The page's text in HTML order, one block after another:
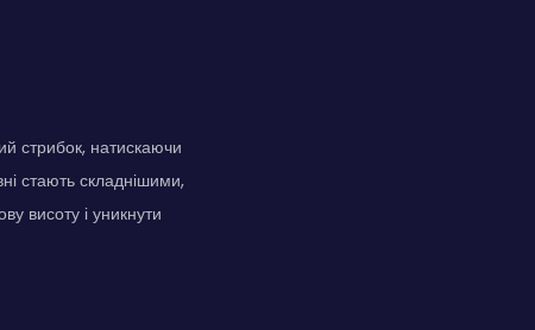
стрибок, натискаючи
стають складнішими,
висоту і уникнути